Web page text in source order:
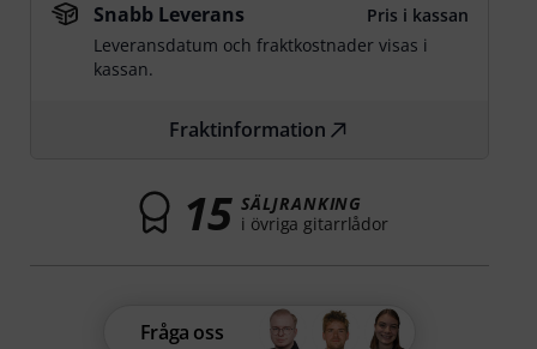
Snabb Leverans
Pris i kassan
Leveransdatum och fraktkostnader visas i
kassan.
Fraktinformation
15 SÄLJRANKING
i övriga gitarrlådor
Fråga oss